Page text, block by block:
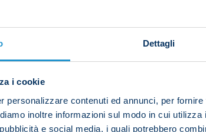
Dettagli
i cookie
personalizzare contenuti ed annunci, per
inoltre informazioni sul modo in cui
e social media, i quali potrebbero
that Napoli’s final fixture of the
against Sampdoria at the Stadio